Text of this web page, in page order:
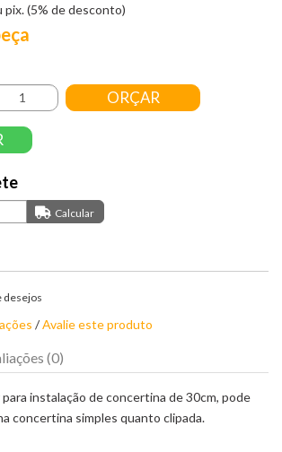
(5% de desconto)
ORÇAR
desejos
/Avalie este produto
(0)
instalação de concertina de 30cm, pode
concertina simples quanto clipada.